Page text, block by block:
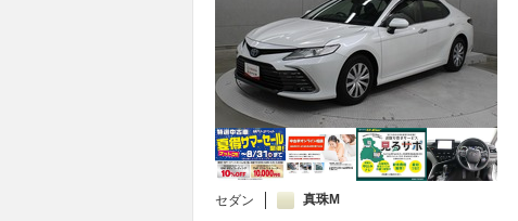
セダン 真珠M